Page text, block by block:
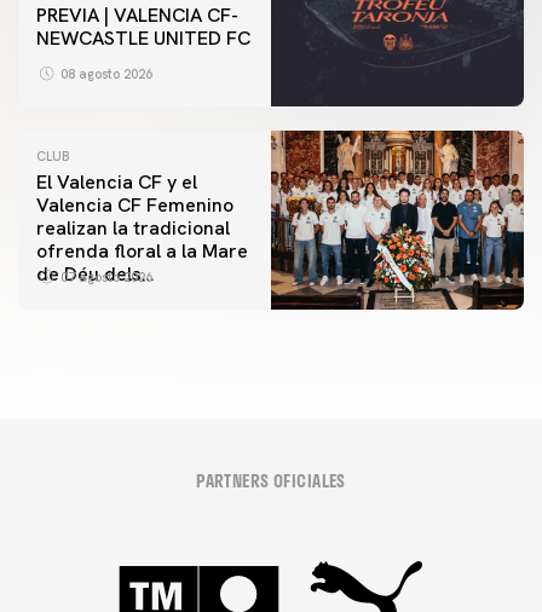
PREVIA | VALENCIA CF-
NEWCASTLE UNITED FC
08 agosto 2026
CLUB
El Valencia CF y el
Valencia CF Femenino
realizan la tradicional
ofrenda floral a la Mare
de Déu dels
07 agosto 2026
PARTNERS OFICIALES